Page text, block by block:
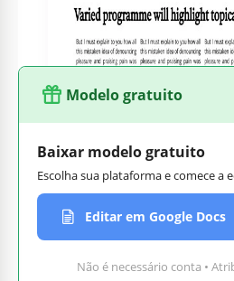
preencher e adicionar qualquer
Modelo gratuito
Baixar modelo gratuito
Escolha sua plataforma e comece a
Editar em Google Docs
Não é necessário conta •